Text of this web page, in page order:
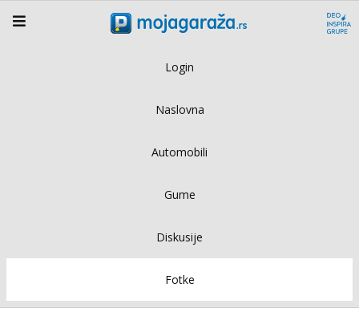
Login
Naslovna
Automobili
Gume
Diskusije
Fotke